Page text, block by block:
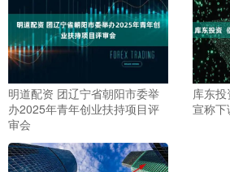
明道配资 团辽宁省朝阳市委举
办2025年青年创业扶持项目评
审会
库东
宣称下